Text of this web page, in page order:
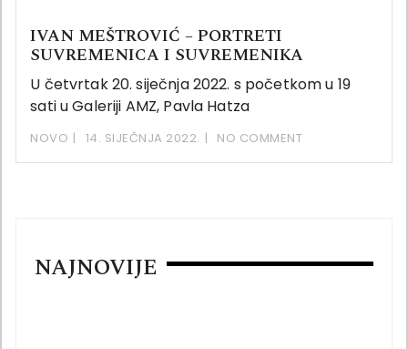
IVAN MEŠTROVIĆ – PORTRETI
SUVREMENICA I SUVREMENIKA
U četvrtak 20. siječnja 2022. s početkom u 19
sati u Galeriji AMZ, Pavla Hatza
NOVO 14. SIJEČNJA 2022. NO COMMENT
NAJNOVIJE